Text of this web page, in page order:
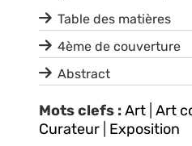
Table des matières
4ème de couverture
Abstract
Mots clefs :Art| Art
Curateur| Exposition